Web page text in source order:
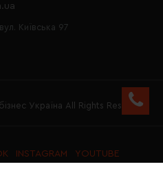
Київська 97
Україна All Rights Reserved
INSTAGRAM YOUTUBE